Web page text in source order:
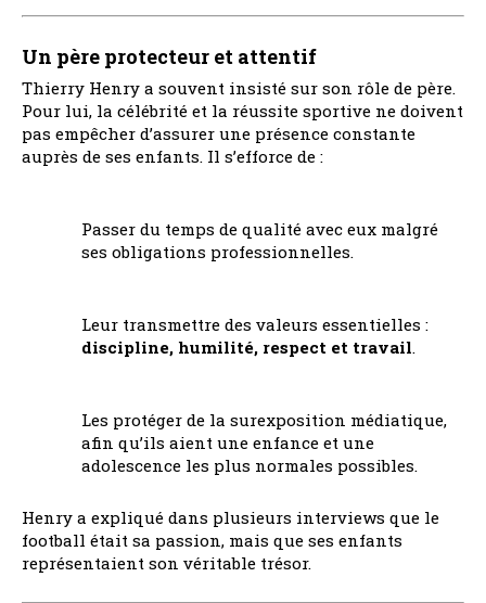
Un père protecteur et attentif
Thierry Henry a souvent insisté sur son rôle de père.
Pour lui, la célébrité et la réussite sportive ne doivent
pas empêcher d’assurer une présence constante
auprès de ses enfants. Il s’efforce de :
Passer du temps de qualité avec eux malgré
ses obligations professionnelles.
Leur transmettre des valeurs essentielles :
discipline, humilité, respect et travail.
Les protéger de la surexposition médiatique,
afin qu’ils aient une enfance et une
adolescence les plus normales possibles.
Henry a expliqué dans plusieurs interviews que le
football était sa passion, mais que ses enfants
représentaient son véritable trésor.